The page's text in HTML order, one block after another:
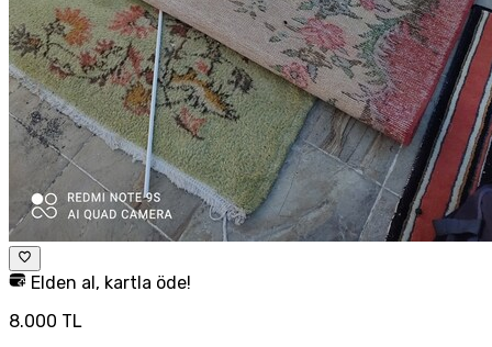
Elden al, kartla öde!
8.000 TL